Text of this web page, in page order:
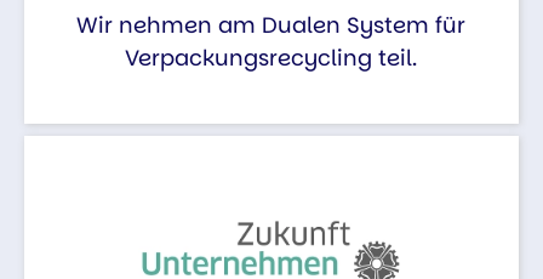
Wir nehmen am Dualen System für
Verpackungsrecycling teil.